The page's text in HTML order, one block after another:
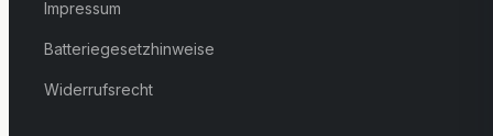
Impressum
Batteriegesetzhinweise
Widerrufsrecht